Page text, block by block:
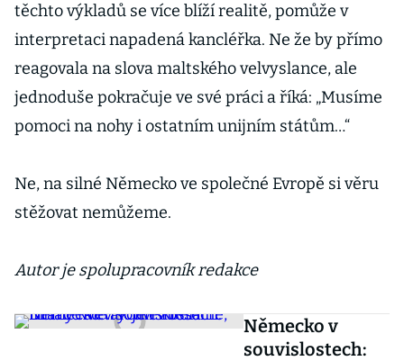
těchto výkladů se více blíží realitě, pomůže v
interpretaci napadená kancléřka. Ne že by přímo
reagovala na slova maltského velvyslance, ale
jednoduše pokračuje ve své práci a říká: „Musíme
pomoci na nohy i ostatním unijním státům…“
Ne, na silné Německo ve společné Evropě si věru
stěžovat nemůžeme.
Autor je spolupracovník redakce
Německo v
souvislostech: